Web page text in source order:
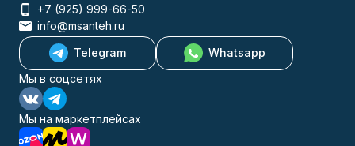
+7 (925) 999-66-50
info@msanteh.ru
Telegram
Whatsapp
Мы в соцсетях
Мы на маркетплейсах